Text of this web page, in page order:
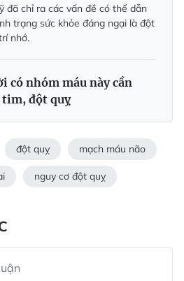
đã chỉ ra các vấn đề có thể dẫn
trạng sức khỏe đáng ngại là đột
nhớ.
có nhóm máu này cần
tim, đột quỵ
đột quỵ mạch máu não
nguy cơ đột quỵ